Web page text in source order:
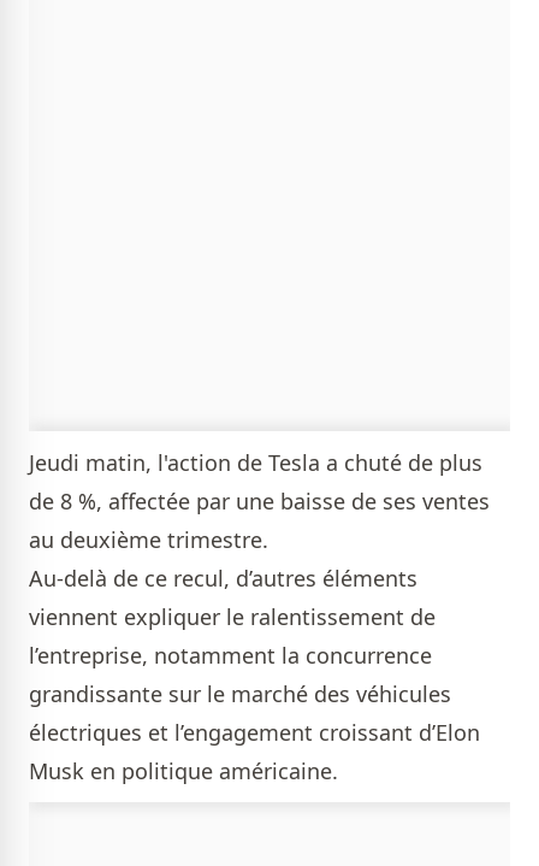
Jeudi matin, l'action de Tesla a chuté de plus
de 8 %, affectée par une baisse de ses ventes
au deuxième trimestre.
Au-delà de ce recul, d’autres éléments
viennent expliquer le ralentissement de
l’entreprise, notamment la concurrence
grandissante sur le marché des véhicules
électriques et l’engagement croissant d’Elon
Musk en politique américaine.